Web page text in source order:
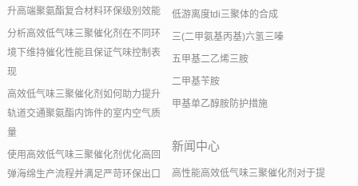
升高端聚氨酯复合材料环保级别效能
分析高效低气味三聚催化剂在不同环
境下维持催化性能且保证气味控制表
现
高效低气味三聚催化剂如何助力提升
轨道交通聚氨酯内饰件的室内空气质
量
使用高效低气味三聚催化剂优化高回
弹海绵生产流程并满足严苛环保出口
低游离度tdi三聚体的合成
三(二甲氨基丙基)六氢三嗪
五甲基二乙烯三胺
二甲基苄胺
甲基单乙醇胺防护措施
新闻中心
高性能高效低气味三聚催化剂对于提